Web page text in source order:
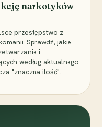
narkotyków
przestępstwo z
Sprawdź, jakie
i
według aktualnego
"znaczna ilość".